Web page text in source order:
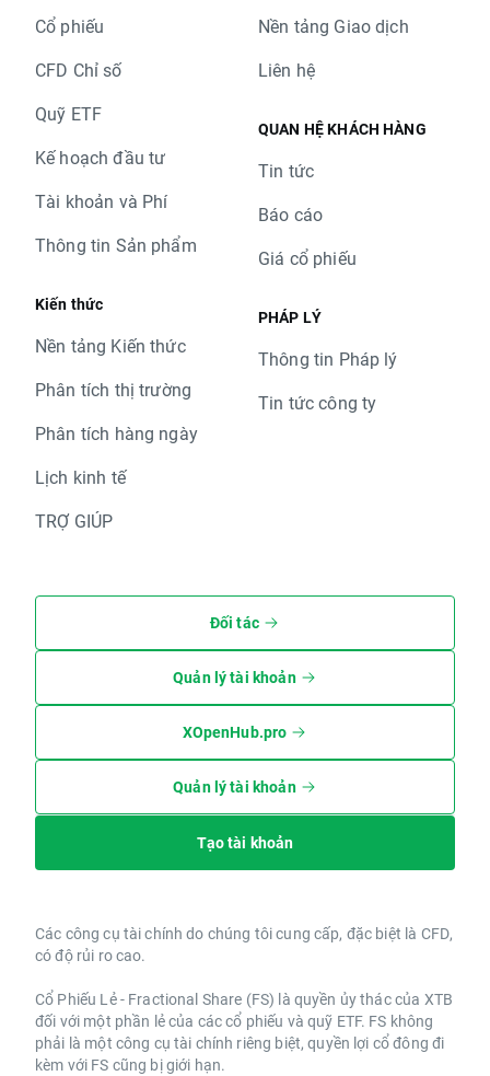
Cổ phiếu
CFD Chỉ số
Quỹ ETF
Kế hoạch đầu tư
Tài khoản và Phí
Thông tin Sản phẩm
Kiến thức
Nền tảng Kiến thức
Phân tích thị trường
Phân tích hàng ngày
Lịch kinh tế
TRỢ GIÚP
Nền tảng Giao dịch
Liên hệ
QUAN HỆ KHÁCH HÀNG
Tin tức
Báo cáo
Giá cổ phiếu
PHÁP LÝ
Thông tin Pháp lý
Tin tức công ty
Đối tác
Quản lý tài khoản
XOpenHub.pro
Quản lý tài khoản
Tạo tài khoản
Các công cụ tài chính do chúng tôi cung cấp, đặc biệt là CFD,
có độ rủi ro cao.
Cổ Phiếu Lẻ - Fractional Share (FS) là quyền ủy thác của XTB
đối với một phần lẻ của các cổ phiếu và quỹ ETF. FS không
phải là một công cụ tài chính riêng biệt, quyền lợi cổ đông đi
kèm với FS cũng bị giới hạn.